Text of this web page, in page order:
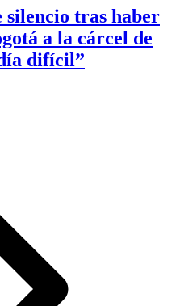
tras haber
a la cárcel de
difícil”